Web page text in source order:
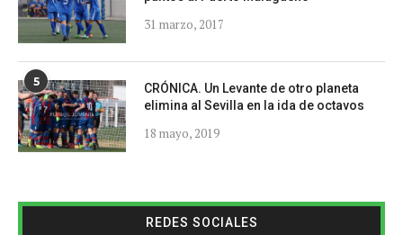
31 marzo, 2017
5
CRÓNICA. Un Levante de otro planeta
elimina al Sevilla en la ida de octavos
18 mayo, 2019
REDES SOCIALES